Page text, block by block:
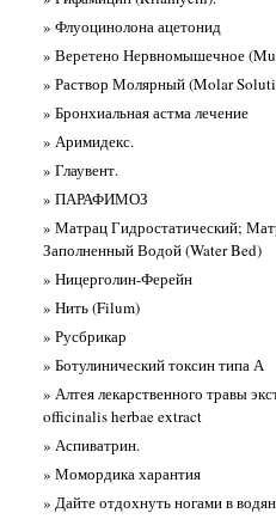
» Флуоцинолона ацетонид
» Веретено Нервномышечное
» Раствор Молярный (Molar
» Бронхиальная астма лечение
» Аримидекс.
» Глаувент.
» ПАРАФИМОЗ
» Матрац Гидростатический;
Заполненный Водой (Water Bed)
» Ницерголин-Ферейн
» Нить (Filum)
» Русбрикар
» Ботулинический токсин типа А
» Алтея лекарственного травы
officinalis herbae extract
» Аспиватрин.
» Момордика харантия
» Дайте отдохнуть ногами в